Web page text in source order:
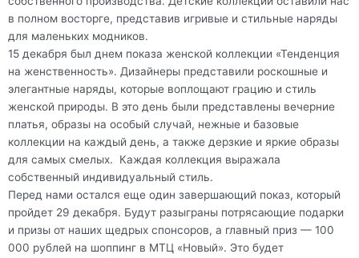
в полном восторге, представив игривые и стильные наряды
для маленьких модников.
15 декабря был днем показа женской коллекции «Тенденция
на женственность». Дизайнеры представили роскошные и
элегантные наряды, которые воплощают грацию и стиль
женской природы. В это день были представлены вечерние
платья, образы на особый случай, нежные и базовые
коллекции на каждый день, а также дерзкие и яркие образы
для самых смелых. Каждая коллекция выражала
собственный индивидуальный стиль.
Перед нами остался еще один завершающий показ, который
пройдет 29 декабря. Будут разыграны потрясающие подарки
и призы от наших щедрых спонсоров, а главный приз — 100
000 рублей на шоппинг в МТЦ «Новый». Это будет